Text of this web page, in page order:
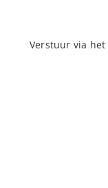
Verstuur via het